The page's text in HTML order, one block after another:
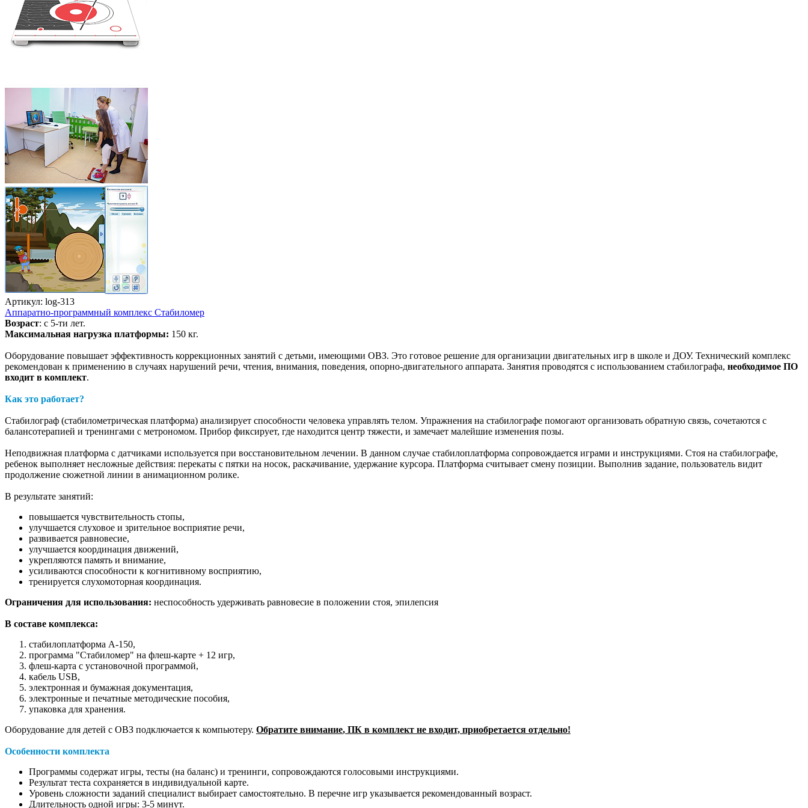
Артикул: log-313
Аппаратно-программный комплекс Стабиломер
Возраст: с 5-ти лет.
Максимальная нагрузка платформы: 150 кг.
Оборудование повышает эффективность коррекционных занятий с детьми, имеющими ОВЗ. Это готовое решение для организации двигательных игр в школе и ДОУ. Технический комплекс
рекомендован к применению в случаях нарушений речи, чтения, внимания, поведения, опорно-двигательного аппарата. Занятия проводятся с использованием стабилографа, необходимое ПО
входит в комплект.
Как это работает?
Стабилограф (стабилометрическая платформа) анализирует способности человека управлять телом. Упражнения на стабилографе помогают организовать обратную связь, сочетаются с
балансотерапией и тренингами с метрономом. Прибор фиксирует, где находится центр тяжести, и замечает малейшие изменения позы.
Неподвижная платформа с датчиками используется при восстановительном лечении. В данном случае стабилоплатформа сопровождается играми и инструкциями. Стоя на стабилографе,
ребенок выполняет несложные действия: перекаты с пятки на носок, раскачивание, удержание курсора. Платформа считывает смену позиции. Выполнив задание, пользователь видит
продолжение сюжетной линии в анимационном ролике.
В результате занятий:
повышается чувствительность стопы,
улучшается слуховое и зрительное восприятие речи,
развивается равновесие,
улучшается координация движений,
укрепляются память и внимание,
усиливаются способности к когнитивному восприятию,
тренируется слухомоторная координация.
Ограничения для использования: неспособность удерживать равновесие в положении стоя, эпилепсия
В составе комплекса:
стабилоплатформа А-150,
программа "Стабиломер" на флеш-карте + 12 игр,
флеш-карта с установочной программой,
кабель USB,
электронная и бумажная документация,
электронные и печатные методические пособия,
упаковка для хранения.
Оборудование для детей с ОВЗ подключается к компьютеру. Обратите внимание, ПК в комплект не входит, приобретается отдельно!
Особенности комплекта
Программы содержат игры, тесты (на баланс) и тренинги, сопровождаются голосовыми инструкциями.
Результат теста сохраняется в индивидуальной карте.
Уровень сложности заданий специалист выбирает самостоятельно. В перечне игр указывается рекомендованный возраст.
Длительность одной игры: 3-5 минут.